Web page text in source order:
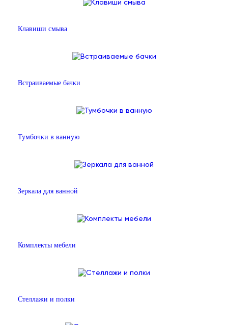
Клавиши смыва
Встраиваемые бачки
Тумбочки в ванную
Зеркала для ванной
Комплекты мебели
Стеллажи и полки